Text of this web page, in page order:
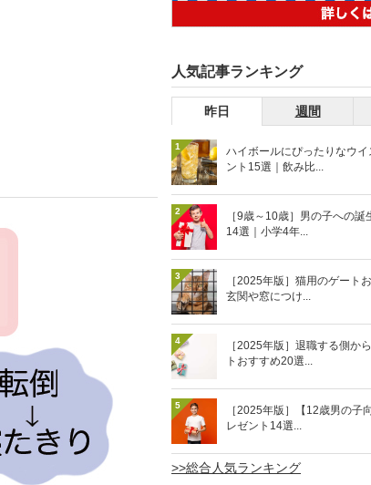
人気記事ランキング
昨日 週間
1
ハイボールにぴったりなウ
ント15選｜飲み比...
2
［9歳～10歳］男の子への誕
14選｜小学4年...
3
［2025年版］猫用のゲート
玄関や窓につけ...
4
［2025年版］退職する側か
トおすすめ20選...
5
［2025年版］【12歳男の子
レゼント14選...
>>総合人気ランキング